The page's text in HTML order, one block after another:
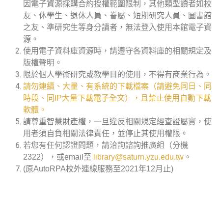
因電子資源採購合約授權範圍限制，其他類型讀者如校
友、休學生、退休人員、眷屬、短期研究人員、圖書館
之友、準研究生等身分讀者，無法登入使用本館電子資
源。
使用電子資料庫資源時，請遵守各資料庫的相關規定及
版權聲明。
限於個人學術研究或教學目的使用，不得有商業行為。
請勿連續、大量、有系統的下載檔案（請避免同日、同
時段、同IP大量下載電子全文），且禁止使用自動下載
軟體。
請尊重智慧財產權，一旦違反相關規定經查證屬實，使
用者須自負相關法律責任，並停止其使用權限。
若您有任何認證問題，請洽詢諮詢推廣組（分機
2322），或email至 library@saturn.yzu.edu.tw 。
(原AutoRPA校外連線服務至2021年12月止)